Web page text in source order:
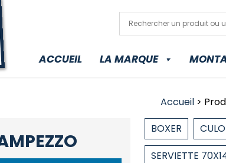
ACCUEIL LA MARQUE
Accueil >
BOXER
SERVIETTE